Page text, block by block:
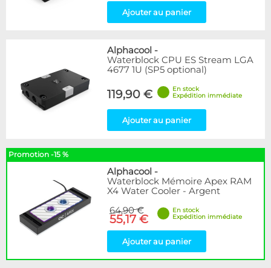
Ajouter au panier
Alphacool -
Waterblock CPU ES Stream LGA
4677 1U (SP5 optional)
119,90 €
En stock
Expédition immédiate
Ajouter au panier
Promotion -15 %
Alphacool -
Waterblock Mémoire Apex RAM
X4 Water Cooler - Argent
64,90 €
55,17 €
En stock
Expédition immédiate
Ajouter au panier